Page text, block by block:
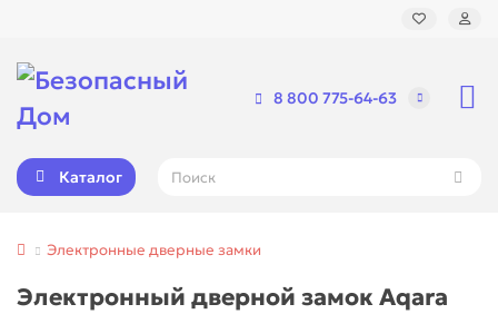
8 800 775-64-63
Каталог
Электронные дверные замки
Электронный дверной замок Aqara